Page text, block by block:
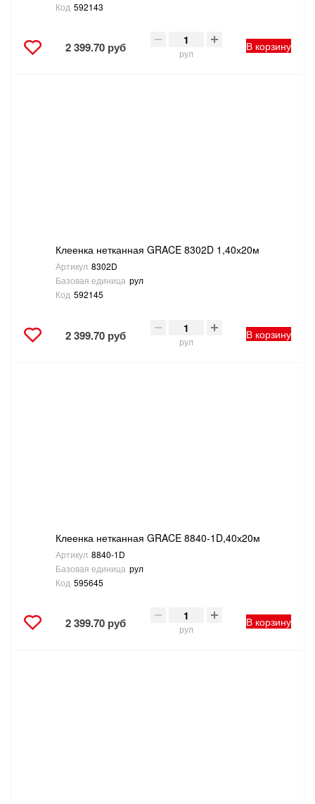
Код 592143
2 399.70 руб рул
В корзину
Клеенка нетканная GRACE 8302D 1,40х20м
Артикул 8302D
Базовая единица рул
Код 592145
2 399.70 руб рул
В корзину
Клеенка нетканная GRACE 8840-1D,40х20м
Артикул 8840-1D
Базовая единица рул
Код 595645
2 399.70 руб рул
В корзину